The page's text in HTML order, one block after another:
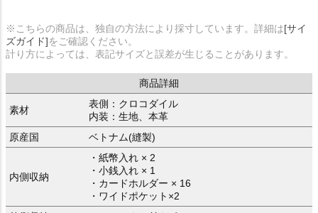
※こちらの商品は、独自の方法により採寸しています。詳細は[サイ
ズガイド]をご確認ください。
計り方によっては、表記サイズと誤差が生じることがあります。
商品詳細
素材
表側：クロコダイル
内装：生地、本革
原産国
ベトナム(縫製)
内側収納
・紙幣入れ × 2
・小銭入れ × 1
・カードホルダー × 16
・ワイドポケット×2